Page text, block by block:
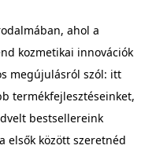
ahol a
kozmetikai innovációk
megújulásról szól: itt
termékfejlesztéseinket,
bestsellereink
elsők között szeretnéd